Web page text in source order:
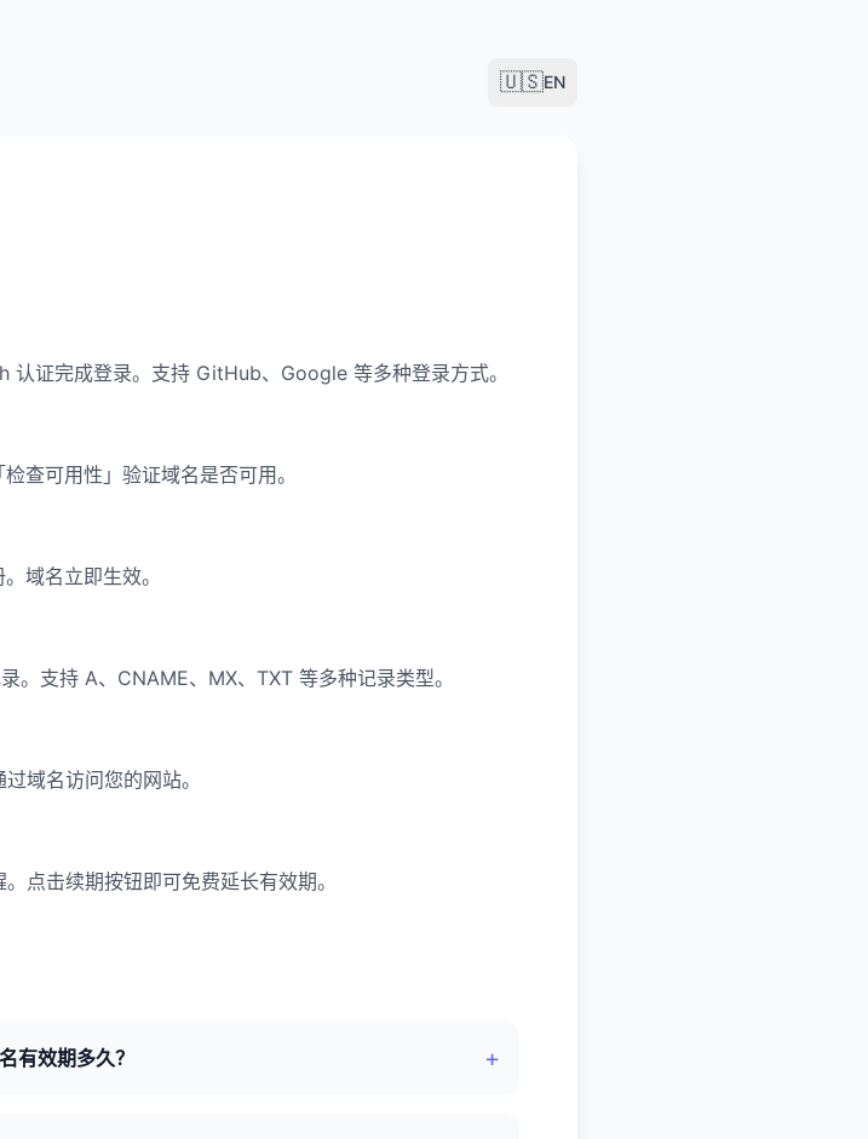
🇺🇸EN
认证完成登录。支持 GitHub、Google 等多种登录方式。
查可用性」验证域名是否可用。
域名立即生效。
。支持 A、CNAME、MX、TXT 等多种记录类型。
域名访问您的网站。
点击续期按钮即可免费延长有效期。
有效期多久？ +